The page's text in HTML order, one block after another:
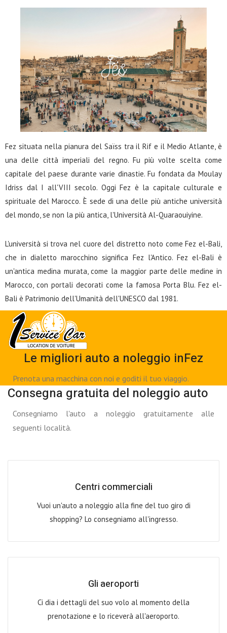
Fez situata nella pianura del Saïss tra il Rif e il Medio Atlante, è
una delle città imperiali del regno. Fu più volte scelta come
capitale del paese durante varie dinastie. Fu fondata da Moulay
Idriss dal I all'VIII secolo. Oggi Fez è la capitale culturale e
spirituale del Marocco. È sede di una delle più antiche università
del mondo, se non la più antica, l'Università Al-Quaraouiyine.
L'università si trova nel cuore del distretto noto come Fez el-Bali,
che in dialetto marocchino significa Fez l'Antico. Fez el-Bali è
un'antica medina murata, come la maggior parte delle medine in
Marocco, con portali decorati come la famosa Porta Blu. Fez el-
Bali è Patrimonio dell'Umanità dell'UNESCO dal 1981.
Le migliori auto a noleggio inFez
Prenota una macchina con noi e goditi il tuo viaggio.
Consegna gratuita del noleggio auto
Consegniamo l'auto a noleggio gratuitamente alle
seguenti località.
Centri commerciali
Vuoi un'auto a noleggio alla fine del tuo giro di
shopping? Lo consegniamo all'ingresso.
Gli aeroporti
Ci dia i dettagli del suo volo al momento della
prenotazione e lo riceverà all'aeroporto.